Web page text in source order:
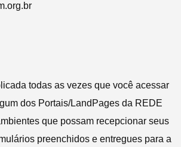
todas as vezes que você acessar
dos Portais/LandPages da REDE
que possam recepcionar seus
preenchidos e entregues para a